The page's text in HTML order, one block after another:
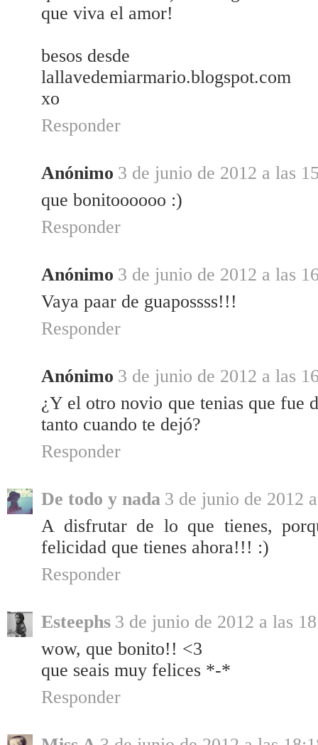
que viva el amor!
besos desde
lallavedemiarmario.blogspot.com
xo
Responder
Anónimo 3 de junio de 2012 a las
que bonitoooooo :)
Responder
Anónimo 3 de junio de 2012 a las
Vaya paar de guapossss!!!
Responder
Anónimo 3 de junio de 2012 a las
¿Y el otro novio que tenias que fue
tanto cuando te dejó?
Responder
De todo y nada 3 de junio de 2012
A disfrutar de lo que tienes,
felicidad que tienes ahora!!! :)
Responder
Esteephs 3 de junio de 2012 a las
wow, que bonito!! <3
que seais muy felices *-*
Responder